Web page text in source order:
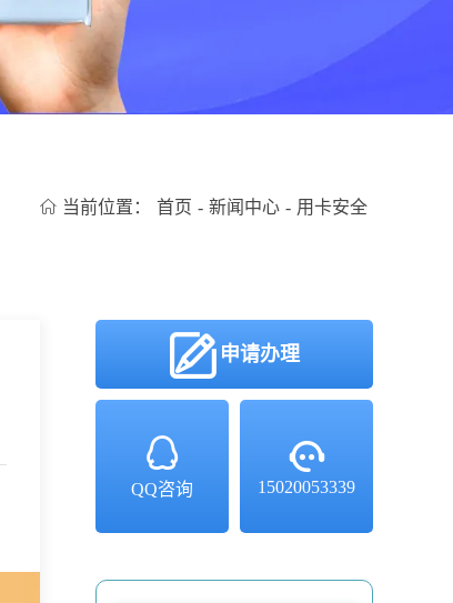
当前位置： 首页 - 新闻中心 - 用卡安全
申请办理
QQ咨询 15020053339